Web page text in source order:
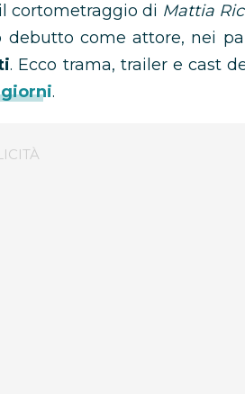
il cortometraggio di Mattia
debutto come attore, nei
. Ecco trama, trailer e cast
.